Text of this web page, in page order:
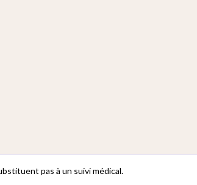
pas à un suivi médical.